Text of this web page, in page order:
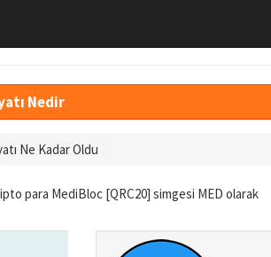
Nedir
Ne Kadar Oldu
para MediBloc [QRC20] simgesi MED olarak